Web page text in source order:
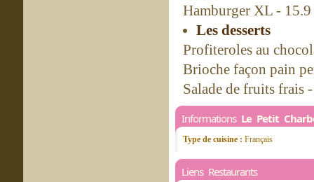
Hamburger XL - 15.9
Les desserts
Profiteroles au
Brioche façon pain
Salade de fruits frais
Informations Le Petit
Type de cuisine : Français
Liens Restaurants